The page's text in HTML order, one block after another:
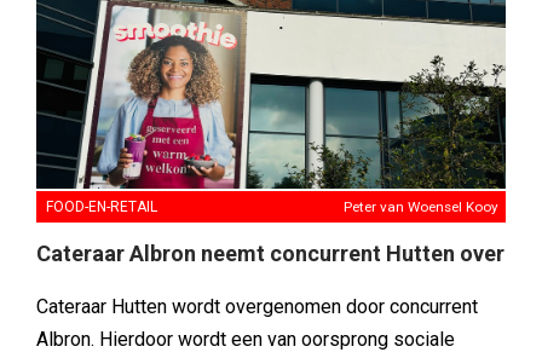
FOOD-EN-RETAIL Peter van Woensel Kooy
Cateraar Albron neemt concurrent Hutten over
Cateraar Hutten wordt overgenomen door concurrent
Albron. Hierdoor wordt een van oorsprong sociale